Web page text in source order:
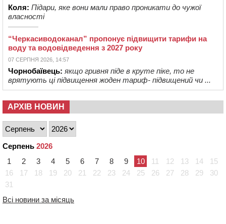
Коля: Підари, яке вони мали право проникати до чужої
власності
“Черкасиводоканал” пропонує підвищити тарифи на
воду та водовідведення з 2027 року
07 СЕРПНЯ 2026, 14:57
Чорнобаївець: якщо гривня піде в круте піке, то не
врятують ці підвищення жоден тариф- підвищений чи ...
АРХІВ НОВИН
Серпень 2026
1
2 3 4 5 6 7 8 9 10 11 12 13 14
15
16
17 18 19 20 21 22 23 24 25 26 27 28 29
30
31
Всі новини за місяць